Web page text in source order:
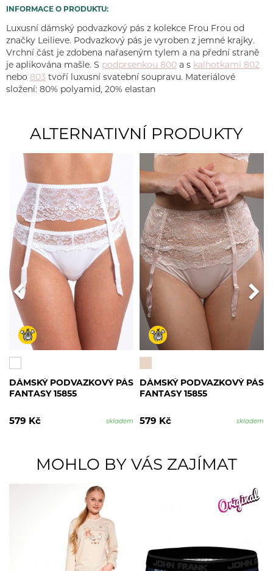
INFORMACE O PRODUKTU:
Luxusní dámský podvazkový pás z kolekce Frou Frou od
značky Leilieve. Podvazkový pás je vyroben z jemné krajky.
Vrchní část je zdobena nařaseným tylem a na přední straně
je aplikována mašle. S podprsenkou 800 a s kalhotkami 802
nebo 803 tvoří luxusní svatební soupravu. Materiálové
složení: 80% polyamid, 20% elastan
ALTERNATIVNÍ PRODUKTY
DÁMSKÝ PODVAZKOVÝ PÁS
FANTASY 15855
579 Kč skladem
DÁMSKÝ PODVAZKOVÝ PÁS
FANTASY 15855
579 Kč skladem
MOHLO BY VÁS ZAJÍMAT